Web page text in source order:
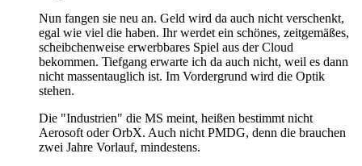
Nun fangen sie neu an. Geld wird da auch nicht verschenkt,
egal wie viel die haben. Ihr werdet ein schönes, zeitgemäßes,
scheibchenweise erwerbbares Spiel aus der Cloud
bekommen. Tiefgang erwarte ich da auch nicht, weil es dann
nicht massentauglich ist. Im Vordergrund wird die Optik
stehen.
Die "Industrien" die MS meint, heißen bestimmt nicht
Aerosoft oder OrbX. Auch nicht PMDG, denn die brauchen
zwei Jahre Vorlauf, mindestens.